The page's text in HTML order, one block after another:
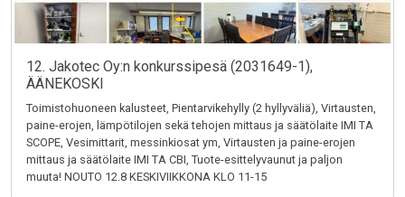
12. Jakotec Oy:n konkurssipesä (2031649-1),
ÄÄNEKOSKI
Toimistohuoneen kalusteet, Pientarvikehylly (2 hyllyväliä), Virtausten,
paine-erojen, lämpötilojen sekä tehojen mittaus ja säätölaite IMI TA
SCOPE, Vesimittarit, messinkiosat ym, Virtausten ja paine-erojen
mittaus ja säätölaite IMI TA CBI, Tuote-esittelyvaunut ja paljon
muuta! NOUTO 12.8 KESKIVIIKKONA KLO 11-15